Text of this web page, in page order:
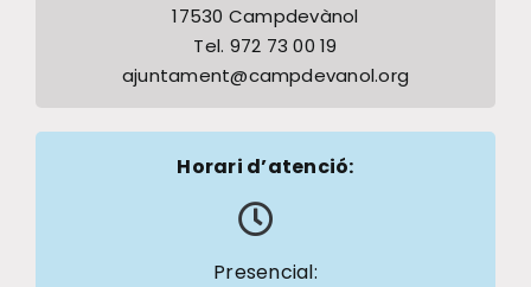
17530 Campdevànol
Tel. 972 73 00 19
ajuntament@campdevanol.org
Horari d’atenció:
Presencial: